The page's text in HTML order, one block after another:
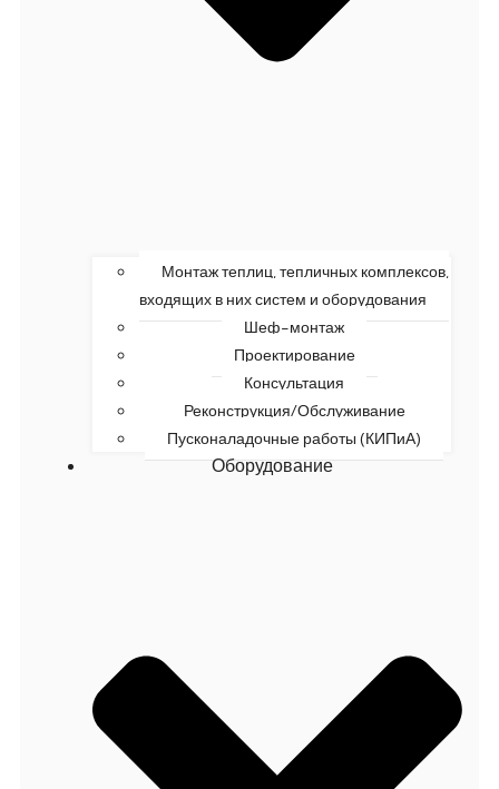
Монтаж теплиц, тепличных комплексов,
входящих в них систем и оборудования
Шеф-монтаж
Проектирование
Консультация
Реконструкция/Обслуживание
Пусконаладочные работы (КИПиА)
Оборудование